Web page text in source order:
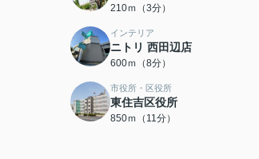
210ｍ（3分）
インテリア
ニトリ 西田辺店
600ｍ（8分）
市役所・区役所
東住吉区役所
850ｍ（11分）